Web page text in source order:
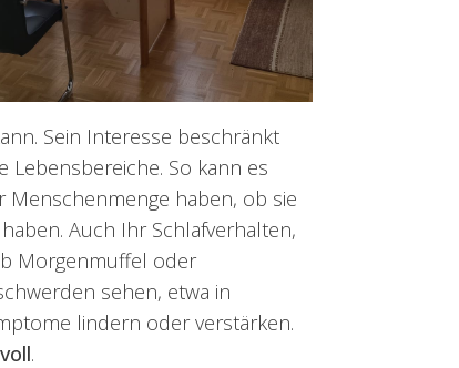
Sein Interesse beschränkt
So kann es
Menschenmenge haben, ob sie
Auch Ihr Schlafverhalten,
Morgenmuffel oder
sehen, etwa in
lindern oder verstärken.
.